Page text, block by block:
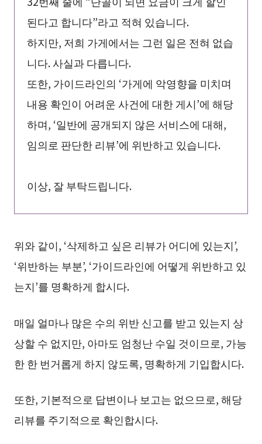
된다고 합니다”라고 적혀 있습니다.
하지만, 저희 가게에서는 그런 일은 전혀 없습
니다. 사실과 다릅니다.
또한, 가이드라인의 ‘가게에 악영향을 미치며
내용 확인이 어려운 사건에 대한 게시’에 해당
하며, ‘일반에 공개되지 않은 서비스에 대해,
임의로 판단한 리뷰’에 위반하고 있습니다.
이상, 잘 부탁드립니다.
위와 같이, ‘삭제하고 싶은 리뷰가 어디에 있는지’,
‘위반하는 부분’, ‘가이드라인에 어떻게 위반하고 있
는지’를 명확하게 합시다.
매일 얼마나 많은 수의 위반 신고를 받고 있는지 상
상할 수 없지만, 아마도 엄청난 수일 것이므로, 가능
한 한 번거롭게 하지 않도록, 명확하게 기입합시다.
또한, 기본적으로 답변이나 보고는 없으므로, 해당
리뷰를 주기적으로 확인합시다.